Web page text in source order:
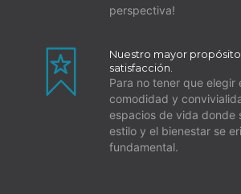
Realizar un auto check-in al
En este caso, recibirá
acceder a su alojamiento el
llegada.
Ser recibido por un
de Homies Holidays entre
perspectiva!
Nuestro mayor
satisfacción.
Para no tener que elegir
comodidad y
espacios de vida donde
estilo y el bienestar se
fundamental.